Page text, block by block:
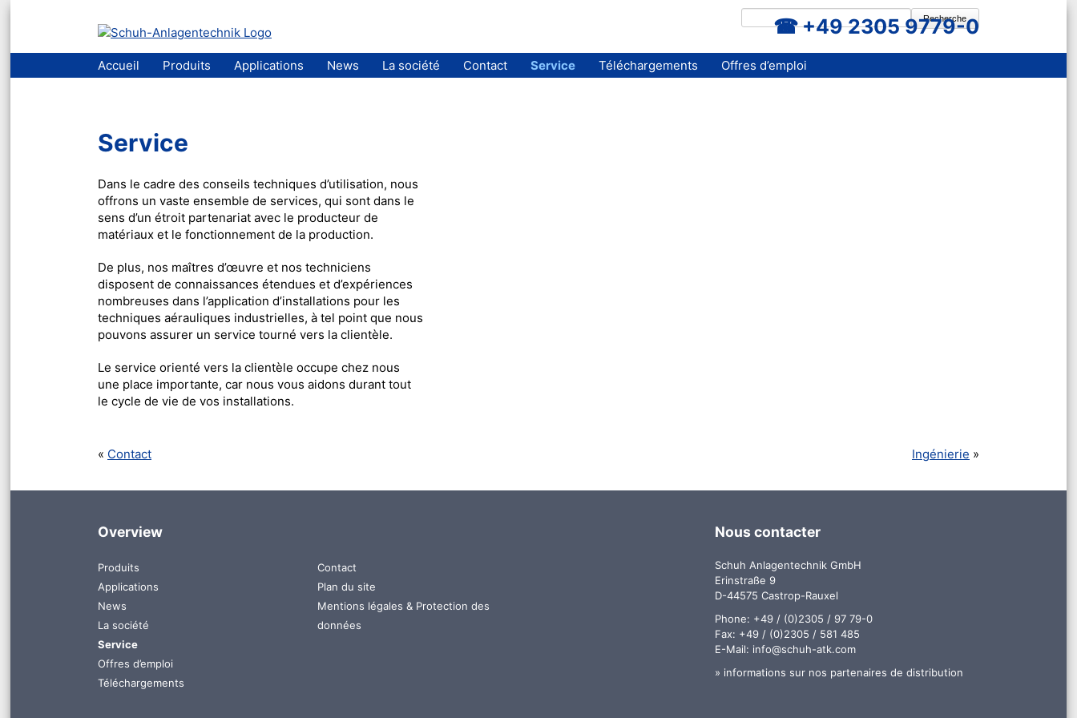
Recherche
+49 2305 9779-0
Aller
au
Accueil Produits Applications News La société Contact Service Téléchargements Offres d’emploi
Service
Dans le cadre des conseils techniques d’utilisation, nous
offrons un vaste ensemble de services, qui sont dans le
sens d’un étroit partenariat avec le producteur de
matériaux et le fonctionnement de la production.
De plus, nos maîtres d’œuvre et nos techniciens
disposent de connaissances étendues et d’expériences
nombreuses dans l’application d’installations pour les
techniques aérauliques industrielles, à tel point que nous
pouvons assurer un service tourné vers la clientèle.
Le service orienté vers la clientèle occupe chez nous
une place importante, car nous vous aidons durant tout
le cycle de vie de vos installations.
Contact Ingénierie
Overview
Aller
au
contenu
Produits
Applications
News
La société
Service
Offres d’emploi
Téléchargements
Aller
au
contenu
Contact
Plan du site
Mentions légales & Protection des
données
Nous contacter
Schuh Anlagentechnik GmbH
Erinstraße 9
D-44575 Castrop-Rauxel
Phone: +49 / (0)2305 / 97 79-0
Fax: +49 / (0)2305 / 581 485
E-Mail: info@schuh-atk.com
» informations sur nos partenaires de distribution